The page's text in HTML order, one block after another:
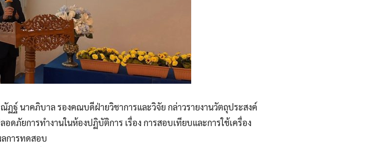
ฏฐ์ นาคภิบาล รองคณบดีฝ่ายวิชาการและวิจัย กล่าวรายงานวัตถุประสงค์
ดภัยการทำงานในห้องปฏิบัติการ เรื่อง การสอบเทียบและการใช้เครื่อง
การทดสอบ